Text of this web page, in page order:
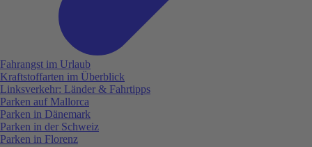
Fahrangst im Urlaub
Kraftstoffarten im Überblick
Linksverkehr: Länder & Fahrtipps
Parken auf Mallorca
Parken in Dänemark
Parken in der Schweiz
Parken in Florenz